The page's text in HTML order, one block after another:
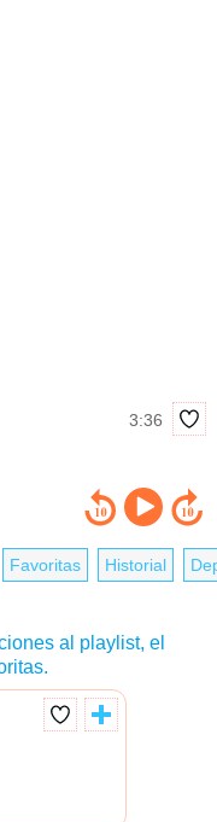
3:36
Favoritas Historial
al playlist, el